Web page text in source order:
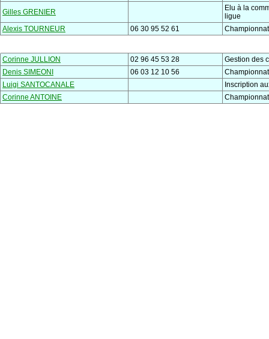
Gilles GRENIER
Elu à la
ligue
Alexis TOURNEUR
06 30 95 52 61
Corinne JULLION 02 96 45 53 28
Gestion des
Denis SIMEONI
06 03 12 10 56
Luigi SANTOCANALE
Inscription
Corinne ANTOINE